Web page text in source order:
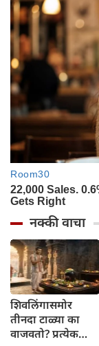
नक्की वाचा
शिवलिंगासमोर
तीनदा टाळ्या का
वाजवतो? प्रत्येक